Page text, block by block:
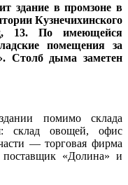
здание в промзоне в
Кузнечихинского
13. По имеющейся
помещения за
Столб дыма заметен
помимо склада
склад овощей, офис
— торговая фирма
поставщик «Долина» и